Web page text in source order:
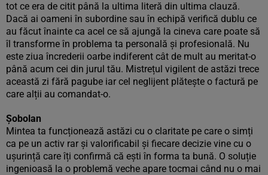
tot ce era de citit până la ultima literă din ultima clauză.
Dacă ai oameni în subordine sau în echipă verifică dublu ce
au făcut înainte ca acel ce să ajungă la cineva care poate să
îl transforme în problema ta personală și profesională. Nu
este ziua încrederii oarbe indiferent cât de mult au meritat-o
până acum cei din jurul tău. Mistrețul vigilent de astăzi trece
această zi fără pagube iar cel neglijent plătește o factură pe
care alții au comandat-o.
Șobolan
Mintea ta funcționează astăzi cu o claritate pe care o simți
ca pe un activ rar și valorificabil și fiecare decizie vine cu o
ușurință care îți confirmă că ești în forma ta bună. O soluție
ingenioasă la o problemă veche apare tocmai când nu o mai